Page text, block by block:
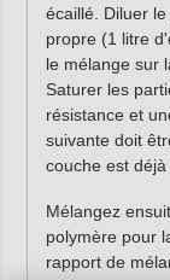
écaillé. Diluer
propre (1 litre
le mélange sur
Saturer les
résistance et
suivante doit
couche est
Mélangez
polymère pour
rapport de